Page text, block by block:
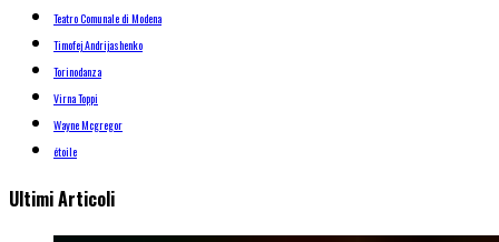
Teatro Comunale di Modena
Timofej Andrijashenko
Torinodanza
Virna Toppi
Wayne Mcgregor
étoile
Ultimi Articoli